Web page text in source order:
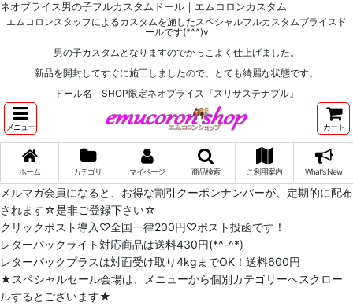
ネオブライス男の子フルカスタムドール｜エムコロンカスタム
エムコロンスタッフによるカスタムを施したスペシャルフルカスタムブライスド
ールです(*^^)v
男の子カスタムとなりますのでかっこよく仕上げました。
新品を開封してすぐに施工しましたので、とても綺麗な状態です。
ドール名 SHOP限定ネオブライス『スリサステナブル』
メニュー カート
ホーム カテゴリ マイページ 商品検索 ご利用案内 What's New
メルマガ会員になると、お得な割引クーポンナンバーが、定期的に配布
されます☆是非ご登録下さい☆
クリックポスト導入♡全国一律200円♡ポスト投函です！
レターパックライト対応商品は送料430円(*^-^*)
レターパックプラスは対面受け取り4kgまでOK！送料600円
★スペシャルセール会場は、メニューから個別カテゴリーへスクロー
ルするとございます★